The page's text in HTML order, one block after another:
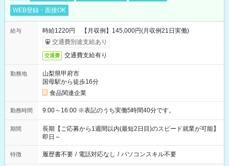
WEB登録・面接OK
給与
時給1220円 【月収例】145,000円(月収例21日実働)
交通費別途支給あり
交通費 交通費支給有り
勤務地
山梨県甲府市
国母駅から徒歩16分
食品関連企業
勤務時間 9:00～16:00 ※表記のうち実働5時間40分です。
期間
長期【ご応募から1週間以内(最短2日目)のスピード就業が可能】
即日～
特徴 履歴書不要 / 電話対応なし / パソコンスキル不要